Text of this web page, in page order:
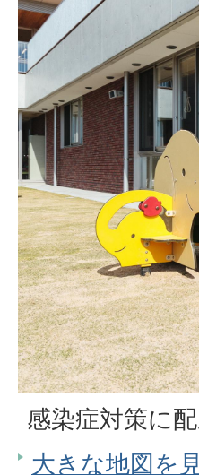
感染症対策に
大きな地図を